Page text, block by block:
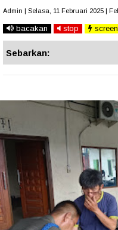
Admin | Selasa, 11 Februari 2025 |
bacakan stop screen
Sebarkan: